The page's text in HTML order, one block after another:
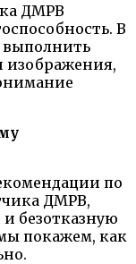
ДМРВ
В
выполнить
изображения,
по
ДМРВ,
безотказную
покажем, как